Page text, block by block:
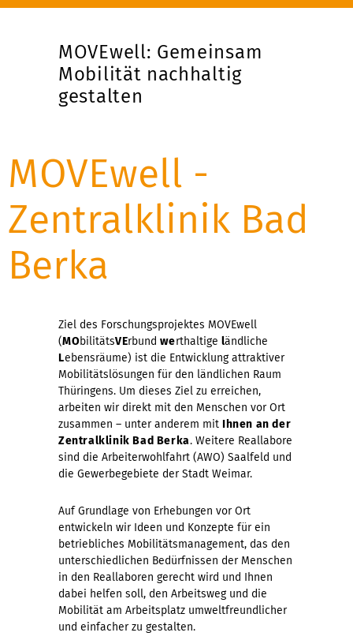
MOVEwell: Gemeinsam
Mobilität nachhaltig
gestalten
MOVEwell -
Zentralklinik Bad
Berka
Ziel des Forschungsprojektes MOVEwell
(MObilitätsVErbundwerthaltige ländliche
Lebensräume) ist die Entwicklung attraktiver
Mobilitätslösungen für den ländlichen Raum
Thüringens. Um dieses Ziel zu erreichen,
arbeiten wir direkt mit den Menschen vor Ort
zusammen – unter anderem mit Ihnen an der
Zentralklinik Bad Berka. Weitere Reallabore
sind die Arbeiterwohlfahrt (AWO) Saalfeld und
die Gewerbegebiete der Stadt Weimar.
Auf Grundlage von Erhebungen vor Ort
entwickeln wir Ideen und Konzepte für ein
betriebliches Mobilitätsmanagement, das den
unterschiedlichen Bedürfnissen der Menschen
in den Reallaboren gerecht wird und Ihnen
dabei helfen soll, den Arbeitsweg und die
Mobilität am Arbeitsplatz umweltfreundlicher
und einfacher zu gestalten.